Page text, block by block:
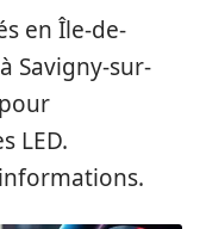
en Île-de-
Savigny-sur-
LED.